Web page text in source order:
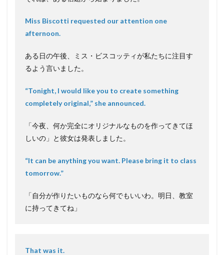
Miss Biscotti requested our attention one
afternoon.
ある日の午後、ミス・ビスコッティが私たちに注目す
るよう言いました。
“Tonight, I would like you to create something
completely original,” she announced.
「今夜、何か完全にオリジナルなものを作ってきてほ
しいの」と彼女は発表しました。
“It can be anything you want. Please bring it to class
tomorrow.”
「自分が作りたいものなら何でもいいわ。明日、教室
に持ってきてね」
That was it.